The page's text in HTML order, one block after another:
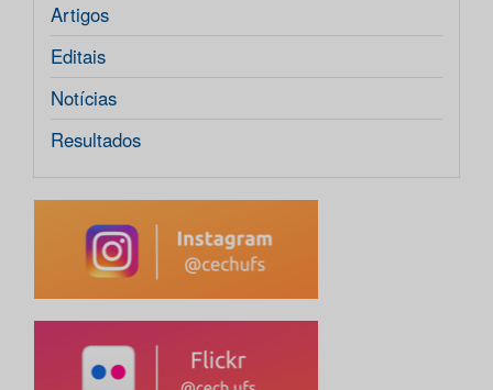
Artigos
Editais
Notícias
Resultados